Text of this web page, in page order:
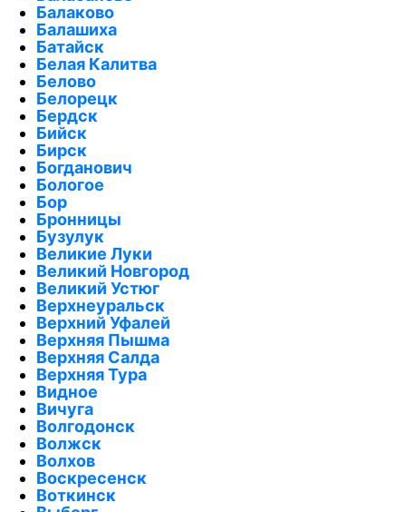
Балаково
Балашиха
Батайск
Белая Калитва
Белово
Белорецк
Бердск
Бийск
Бирск
Богданович
Бологое
Бор
Бронницы
Бузулук
Великие Луки
Великий Новгород
Великий Устюг
Верхнеуральск
Верхний Уфалей
Верхняя Пышма
Верхняя Салда
Верхняя Тура
Видное
Вичуга
Волгодонск
Волжск
Волхов
Воскресенск
Воткинск